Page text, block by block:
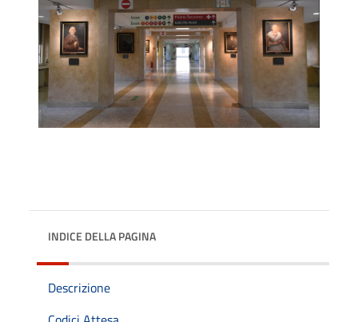
INDICE DELLA PAGINA
Descrizione